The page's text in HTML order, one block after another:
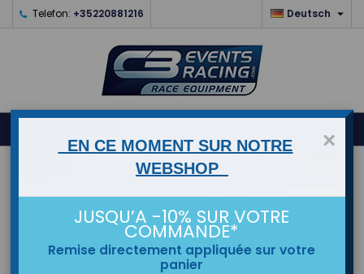
Telefon: +35220881216 Deutsch 
×
EN CE MOMENT SUR NOTRE
WEBSHOP
JUSQU’A -10% SUR VOTRE
COMMANDE*
Remise directement appliquée sur votre
panier